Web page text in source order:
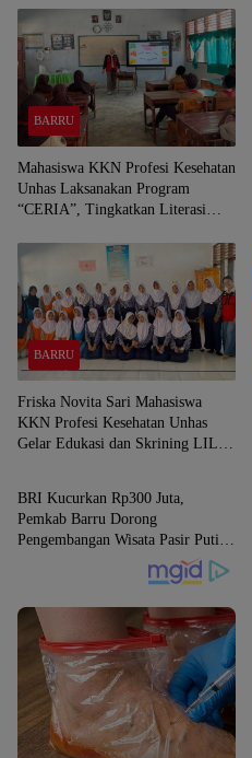
BARRU
Mahasiswa KKN Profesi Kesehatan
Unhas Laksanakan Program
“CERIA”, Tingkatkan Literasi
BARRU
Friska Novita Sari Mahasiswa
KKN Profesi Kesehatan Unhas
Gelar Edukasi dan Skrining LILA,
BARRU
BRI Kucurkan Rp300 Juta,
Pemkab Barru Dorong
Pengembangan Wisata Pasir Putih